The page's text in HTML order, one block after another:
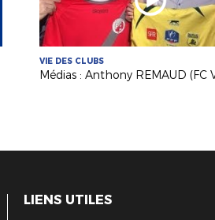
VIE DES CLUBS
LIENS UTILES